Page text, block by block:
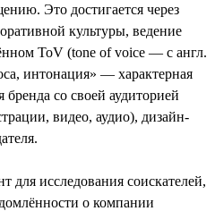
Это достигается через
культуры, ведение
ToV (tone of voice — с англ.
интонация» — характерная
со своей аудиторией
видео, аудио), дизайн-
для исследования соискателей,
о компании